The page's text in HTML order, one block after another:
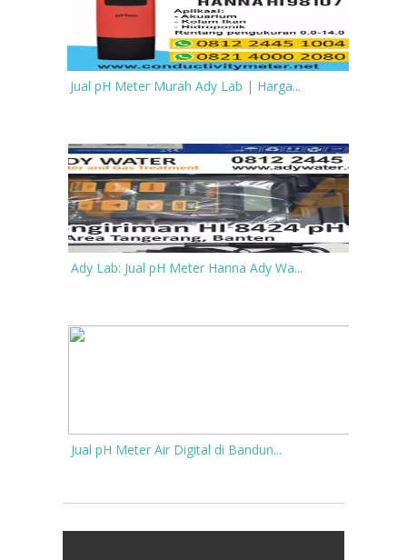
Jual pH Meter Murah Ady Lab | Harga...
Ady Lab: Jual pH Meter Hanna Ady Wa...
Jual pH Meter Air Digital di Bandun...